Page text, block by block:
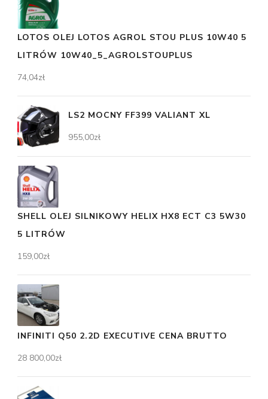
LOTOS OLEJ LOTOS AGROL STOU PLUS 10W40 5
LITRÓW 10W40_5_AGROLSTOUPLUS
74,04zł
LS2 MOCNY FF399 VALIANT XL
955,00zł
SHELL OLEJ SILNIKOWY HELIX HX8 ECT C3 5W30
5 LITRÓW
159,00zł
INFINITI Q50 2.2D EXECUTIVE CENA BRUTTO
28 800,00zł